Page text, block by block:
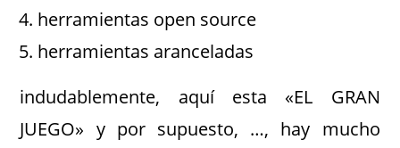
herramientas open source
herramientas aranceladas
indudablemente, aquí esta «EL GRAN
JUEGO» y por supuesto, …, hay mucho